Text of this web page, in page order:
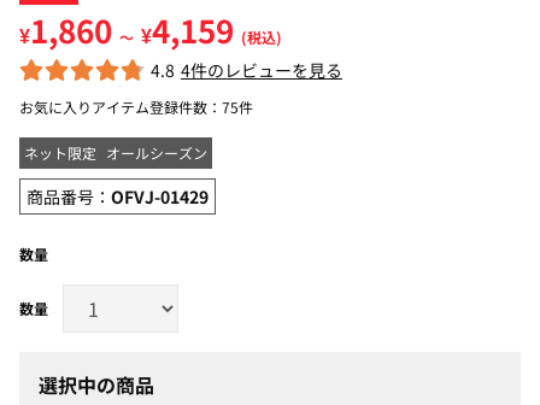
¥1,860 ～ ¥4,159 (税込)
4.8 4件のレビューを見る
お気に入りアイテム登録件数： 75件
ネット限定 オールシーズン
商品番号： OFVJ-01429
数量
選択中の商品